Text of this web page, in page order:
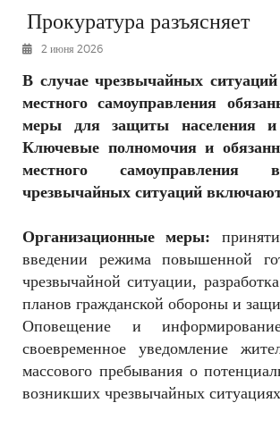
К СВЕДЕНИЮ
КОНКУРСЫ
РЕКЛАМОДАТЕЛЯМ
ОБЪЯВЛЕНИЯ
КОНТАКТЫ
Прокуратура разъясняет
2 июня 2026
В случае чрезвычайных
местного самоуправления
меры для защиты населения и
Ключевые полномочия и
местного самоуправления
чрезвычайных ситуаций
Организационные меры:
введении режима повышенной
чрезвычайной ситуации,
планов гражданской обороны и
Оповещение и
своевременное уведомление
массового пребывания о
возникших чрезвычайных